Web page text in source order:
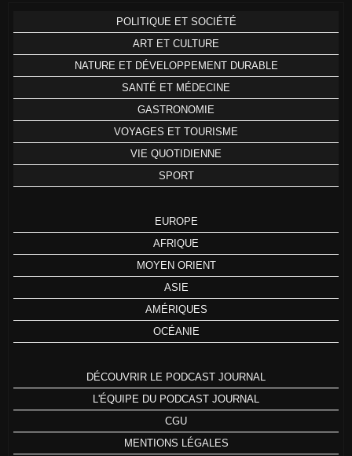
POLITIQUE ET SOCIÉTÉ
ART ET CULTURE
NATURE ET DÉVELOPPEMENT DURABLE
SANTÉ ET MÉDECINE
GASTRONOMIE
VOYAGES ET TOURISME
VIE QUOTIDIENNE
SPORT
EUROPE
AFRIQUE
MOYEN ORIENT
ASIE
AMÉRIQUES
OCÉANIE
DÉCOUVRIR LE PODCAST JOURNAL
L'ÉQUIPE DU PODCAST JOURNAL
CGU
MENTIONS LÉGALES